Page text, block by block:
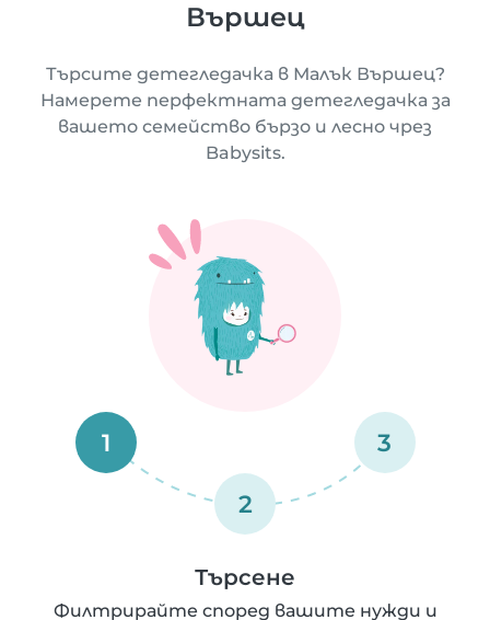
Вършец
Търсите детегледачка в Малък Вършец?
Намерете перфектната детегледачка за
вашето семейство бързо и лесно чрез
Babysits.
1
2
3
Търсене
Филтрирайте според вашите нужди и